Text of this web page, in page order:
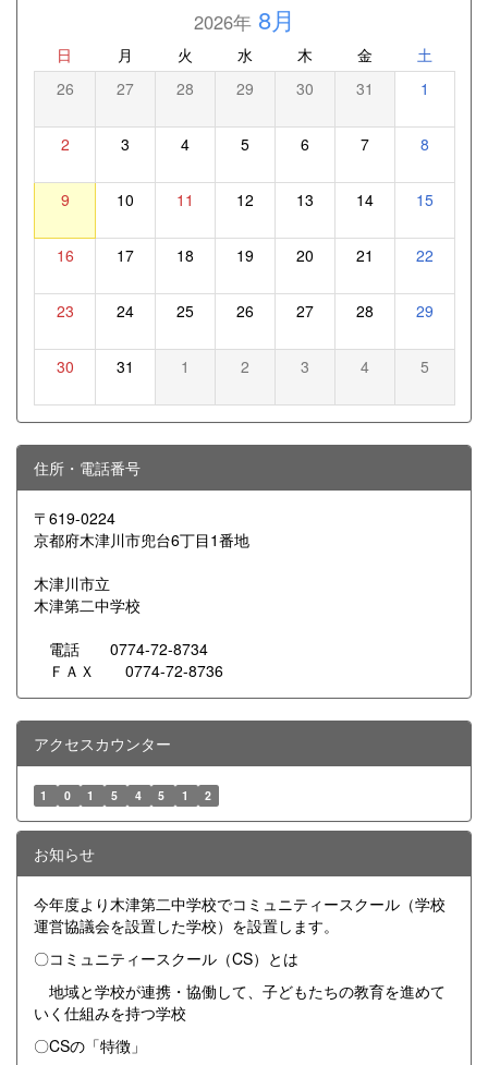
2026年8月
日 月 火 水 木 金 土
26 27 28 29 30 31 1
2 3 4 5 6 7 8
9 10 11 12 13 14 15
16 17 18 19 20 21 22
23 24 25 26 27 28 29
30 31 1 2 3 4 5
住所・電話番号
〒619-0224
京都府木津川市兜台6丁目1番地
木津川市立
木津第二中学校
電話 0774-72-8734
ＦＡＸ 0774-72-8736
アクセスカウンター
1 0 1 5 4 5 1 2
お知らせ
今年度より木津第二中学校でコミュニティースクール（学校
運営協議会を設置した学校）を設置します。
〇コミュニティースクール（CS）とは
地域と学校が連携・協働して、子どもたちの教育を進めて
いく仕組みを持つ学校
〇CSの「特徴」